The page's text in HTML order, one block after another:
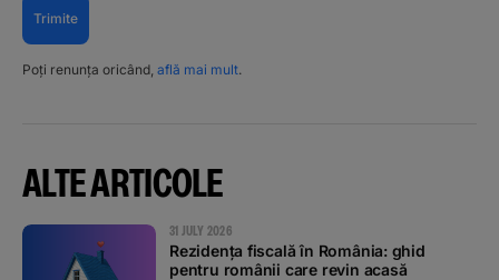
Trimite
Poți renunța oricând, află mai mult.
ALTE ARTICOLE
31 JULY 2026
Rezidența fiscală în România: ghid
pentru românii care revin acasă